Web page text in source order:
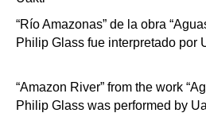
“Río Amazonas” de la obra
Philip Glass fue interpretado por
“Amazon River” from the work
Philip Glass was performed by